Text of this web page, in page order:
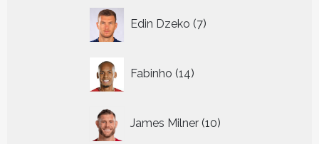
Edin Dzeko 7
producten
Fabinho 14
producten
James Milner 10
producten